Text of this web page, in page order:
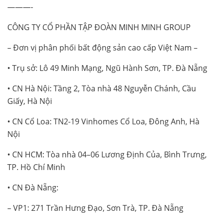
———-
CÔNG TY CỔ PHẦN TẬP ĐOÀN MINH MINH GROUP
– Đơn vị phân phối bất động sản cao cấp Việt Nam –
• Trụ sở: Lô 49 Minh Mạng, Ngũ Hành Sơn, TP. Đà Nẵng
• CN Hà Nội: Tầng 2, Tòa nhà 48 Nguyễn Chánh, Cầu
Giấy, Hà Nội
• CN Cổ Loa: TN2-19 Vinhomes Cổ Loa, Đông Anh, Hà
Nội
• CN HCM: Tòa nhà 04–06 Lương Định Của, Bình Trưng,
TP. Hồ Chí Minh
• CN Đà Nẵng:
– VP1: 271 Trần Hưng Đạo, Sơn Trà, TP. Đà Nẵng